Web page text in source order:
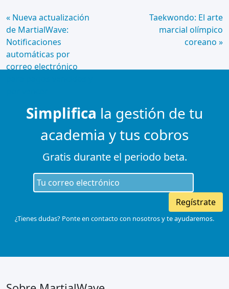
Continue
Lendo
« Nueva actualización
de MartialWave:
Notificaciones
automáticas por
correo electrónico
Taekwondo: El arte
marcial olímpico
coreano »
Simplifica la gestión de tu
academia y tus cobros
Gratis durante el periodo beta.
Regístrate
¿Tienes dudas? Ponte en contacto con nosotros y te ayudaremos.